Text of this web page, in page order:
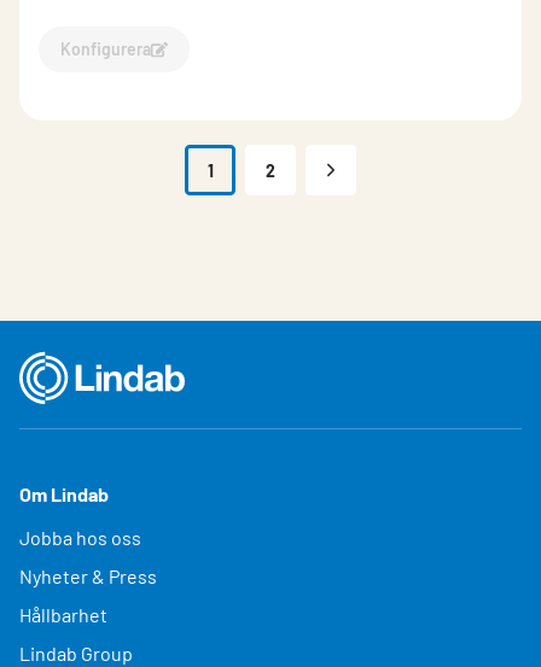
Konfigurera
Konfigurera Förstärkningsregel FR-16205
1 2
Om Lindab
Jobba hos oss
Nyheter & Press
Hållbarhet
Lindab Group